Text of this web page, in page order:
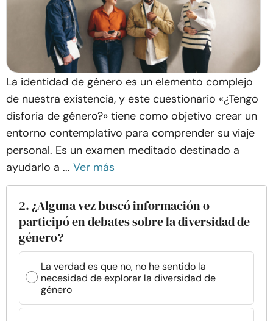
La identidad de género es un elemento complejo
de nuestra existencia, y este cuestionario «¿Tengo
disforia de género?» tiene como objetivo crear un
entorno contemplativo para comprender su viaje
personal. Es un examen meditado destinado a
ayudarlo a ... Ver más
2. ¿Alguna vez buscó información o
participó en debates sobre la diversidad de
género?
La verdad es que no, no he sentido la
necesidad de explorar la diversidad de
género